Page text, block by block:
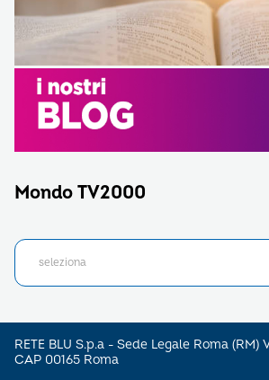
Mondo TV2000
RETE BLU S.p.a - Sede Legale Roma (RM)
CAP 00165 Roma